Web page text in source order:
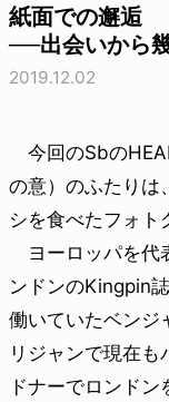
紙面での邂逅
──出会いから
2019.12.02
今回のSbの
の意）のふたりは
シを食べたフォト
ヨーロッパを代
ンドンのKingpin
働いていたベンジ
リジャンで現在
ドナーでロンド